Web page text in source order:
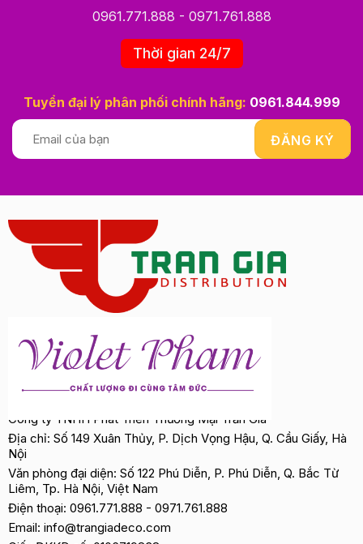
0961.771.888 - 0971.761.888
Thời gian 24/7
Tuyển đại lý phân phối chính hãng: 0961.844.999
Công ty TNHH Phát Triển Thương Mại Trần Gia
Địa chỉ: Số 149 Xuân Thủy, P. Dịch Vọng Hậu, Q. Cầu Giấy, Hà
Nội
Văn phòng đại diện: Số 122 Phú Diễn, P. Phú Diễn, Q. Bắc Từ
Liêm, Tp. Hà Nội, Việt Nam
Điện thoại: 0961.771.888 - 0971.761.888
Email: info@trangiadeco.com